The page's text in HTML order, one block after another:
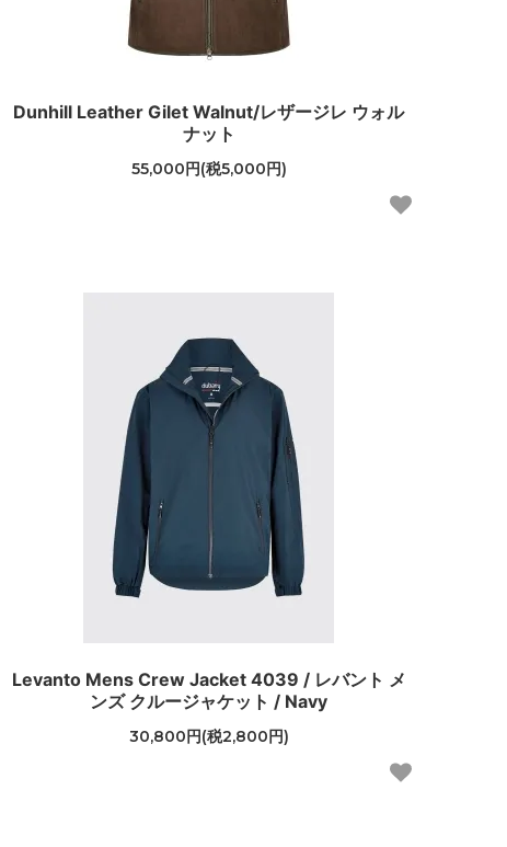
Dunhill Leather Gilet Walnut/レザージレ ウォル
ナット
55,000円(税5,000円)
Levanto Mens Crew Jacket 4039 / レバント メ
ンズ クルージャケット / Navy
30,800円(税2,800円)